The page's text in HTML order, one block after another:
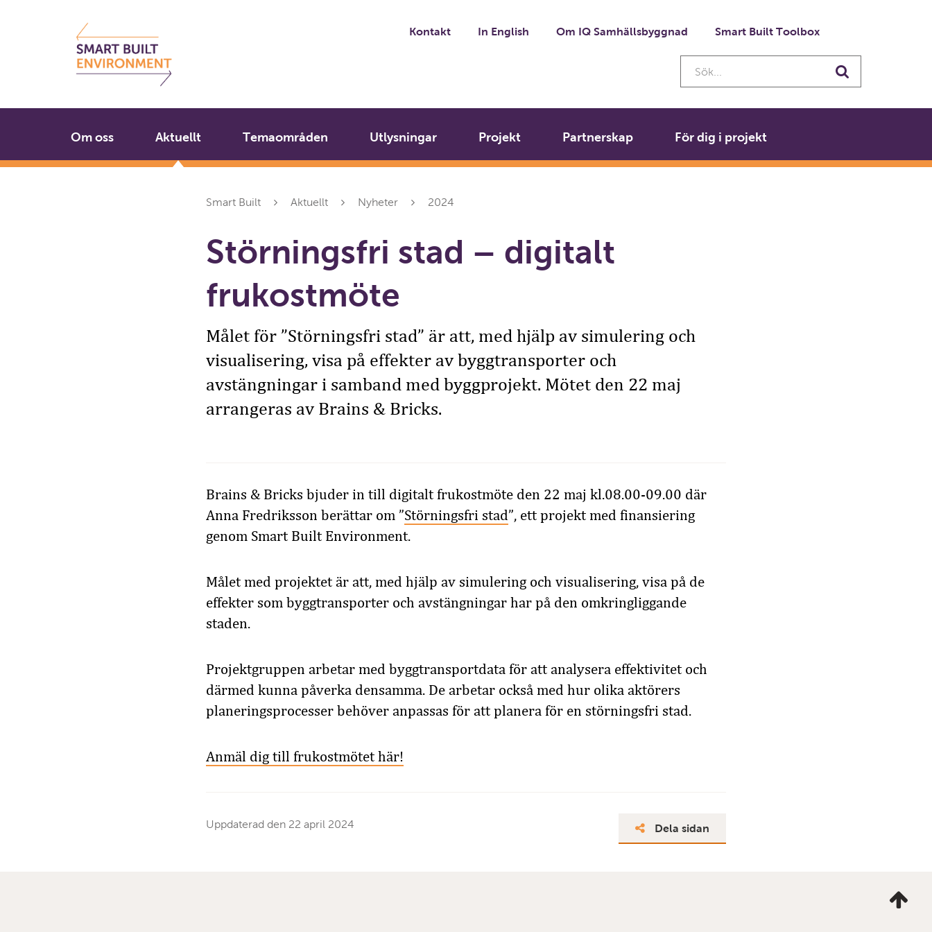
Kontakt In English Om IQ Samhällsbyggnad Smart Built Toolbox
Sök
Om oss Aktuellt Temaområden Utlysningar Projekt Partnerskap För dig i projekt
Smart Built Aktuellt Nyheter 2024
Störningsfri stad – digitalt
frukostmöte
Målet för ”Störningsfri stad” är att, med hjälp av simulering och
visualisering, visa på effekter av byggtransporter och
avstängningar i samband med byggprojekt. Mötet den 22 maj
arrangeras av Brains & Bricks.
Brains & Bricks bjuder in till digitalt frukostmöte den 22 maj kl.08.00-09.00 där
Anna Fredriksson berättar om ”Störningsfri stad”, ett projekt med finansiering
genom Smart Built Environment.
Målet med projektet är att, med hjälp av simulering och visualisering, visa på de
effekter som byggtransporter och avstängningar har på den omkringliggande
staden.
Projektgruppen arbetar med byggtransportdata för att analysera effektivitet och
därmed kunna påverka densamma. De arbetar också med hur olika aktörers
planeringsprocesser behöver anpassas för att planera för en störningsfri stad.
Anmäl dig till frukostmötet här!
Uppdaterad den 22 april 2024 Dela sidan
mig